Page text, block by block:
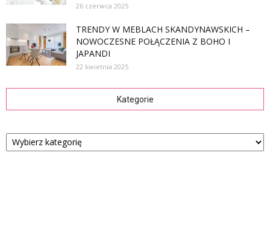
26 czerwca 2025
TRENDY W MEBLACH SKANDYNAWSKICH –
NOWOCZESNE POŁĄCZENIA Z BOHO I
JAPANDI
22 kwietnia 2025
Kategorie
Kategorie